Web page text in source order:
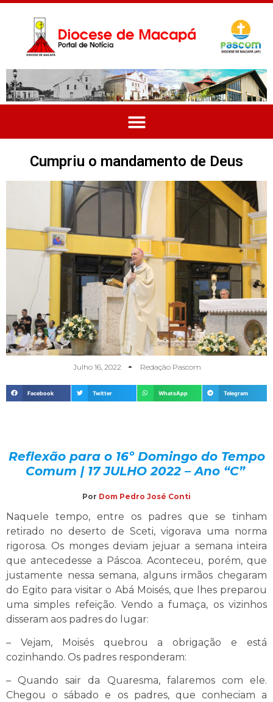
Cumpriu o mandamento de Deus
Julho 16, 2022 Redação Pascom
Facebook Twitter WhatsApp Telegram
Reflexão para o 16º Domingo do Tempo
Comum | 17 JULHO 2022 – Ano “C”
Por Dom Pedro José Conti
Naquele tempo, entre os padres que se tinham
retirado no deserto de Sceti, vigorava uma norma
rigorosa. Os monges deviam jejuar a semana inteira
que antecedesse a Páscoa. Aconteceu, porém, que
justamente nessa semana, alguns irmãos chegaram
do Egito para visitar o Abá Moisés, que lhes preparou
uma simples refeição. Vendo a fumaça, os vizinhos
disseram aos padres do lugar:
– Vejam, Moisés quebrou a obrigação e está
cozinhando. Os padres responderam:
– Quando sair da Quaresma, falaremos com ele.
Chegou o sábado e os padres, que conheciam a